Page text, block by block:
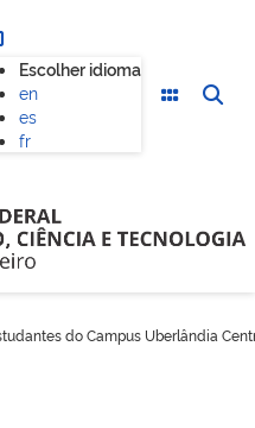
Escolher idioma
en
es
fr
do Campus Uberlândia